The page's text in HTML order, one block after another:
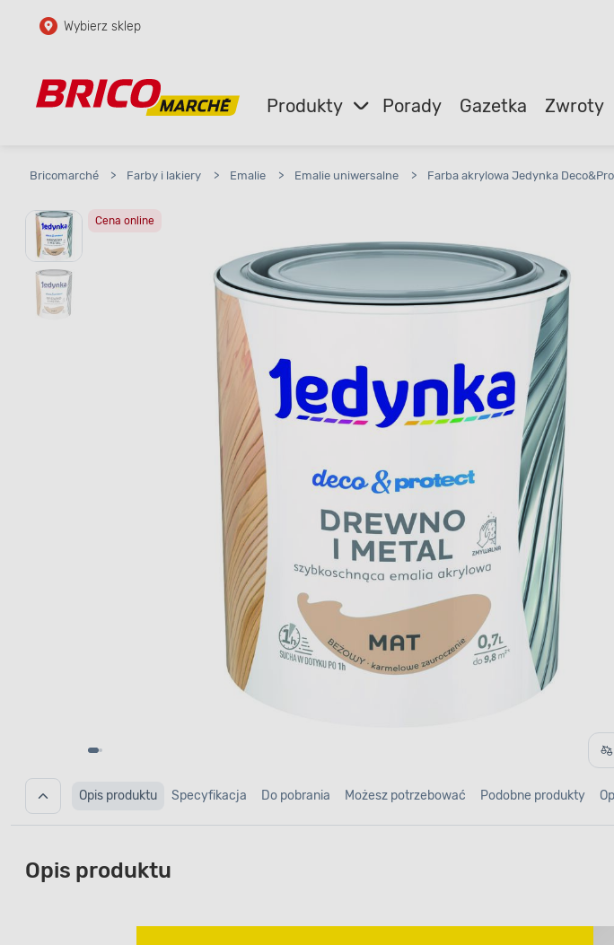
Przejdź do głównej zawartości
Przejdź do wyszukiwarki
Wybierz sklep
Produkty Porady Gazetka Zwroty
Bricomarché > Farby i lakiery > Emalie > Emalie uniwersalne > Farba akrylowa Jedynka
Cena online
Opis produktu Specyfikacja Do pobrania Możesz potrzebować Podobne produkty
Opis produktu